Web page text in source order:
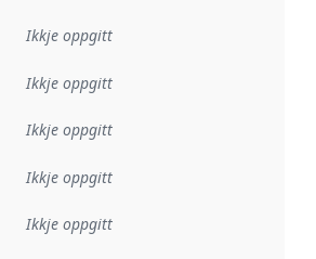
Ikkje oppgitt
Ikkje oppgitt
Ikkje oppgitt
Ikkje oppgitt
Ikkje oppgitt